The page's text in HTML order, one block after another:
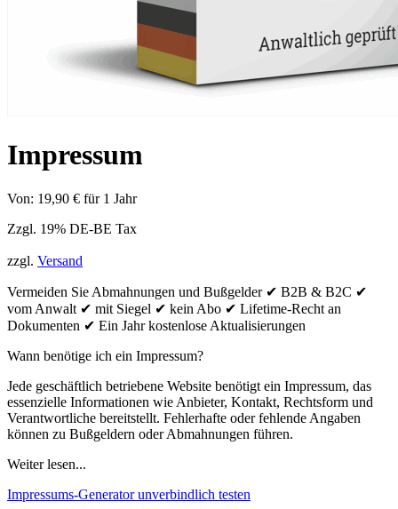
Impressum
Von: 19,90 € für 1 Jahr
Zzgl. 19% DE-BE Tax
zzgl. Versand
Vermeiden Sie Abmahnungen und Bußgelder ✔ B2B & B2C ✔
vom Anwalt ✔ mit Siegel ✔ kein Abo ✔ Lifetime-Recht an
Dokumenten ✔ Ein Jahr kostenlose Aktualisierungen
Wann benötige ich ein Impressum?
Jede geschäftlich betriebene Website benötigt ein Impressum, das
essenzielle Informationen wie Anbieter, Kontakt, Rechtsform und
Verantwortliche bereitstellt. Fehlerhafte oder fehlende Angaben
können zu Bußgeldern oder Abmahnungen führen.
Weiter lesen...
Impressums-Generator unverbindlich testen